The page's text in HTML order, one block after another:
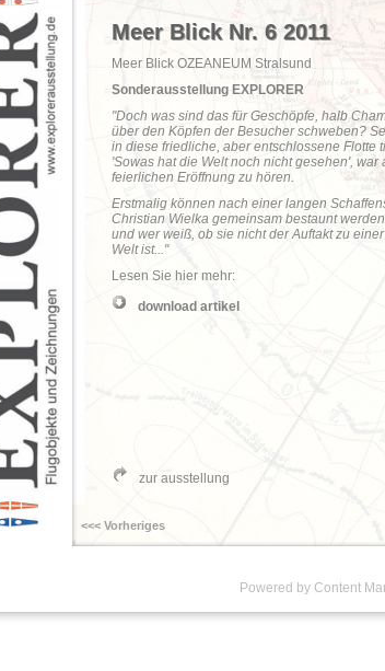
Meer Blick Nr. 6 2011
Meer Blick OZEANEUM Stralsund
Sonderausstellung EXPLORER
"Doch was sind das für Geschöpfe, halb
über den Köpfen der Besucher schweben?
in diese friedliche, aber entschlossene Flotte
'Sowas hat die Welt noch nicht gesehen',
feierlichen Eröffnung zu hören.
Erstmalig können nach einer langen
Christian Wielka gemeinsam bestaunt
und wer weiß, ob sie nicht der Auftakt zu
Welt ist..."
Lesen Sie hier mehr:
download artikel
zur ausstellung
<<< Vorheriges
Powered by Content